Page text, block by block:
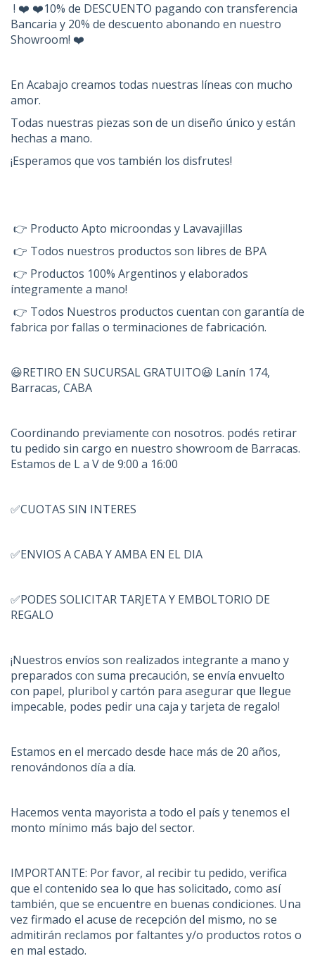
! ❤️ ❤️10% de DESCUENTO pagando con transferencia
Bancaria y 20% de descuento abonando en nuestro
Showroom! ❤️
En Acabajo creamos todas nuestras líneas con mucho
amor.
Todas nuestras piezas son de un diseño único y están
hechas a mano.
¡Esperamos que vos también los disfrutes!
👉 Producto Apto microondas y Lavavajillas
👉 Todos nuestros productos son libres de BPA
👉 Productos 100% Argentinos y elaborados
íntegramente a mano!
👉 Todos Nuestros productos cuentan con garantía de
fabrica por fallas o terminaciones de fabricación.
😃RETIRO EN SUCURSAL GRATUITO😃 Lanín 174,
Barracas, CABA
Coordinando previamente con nosotros. podés retirar
tu pedido sin cargo en nuestro showroom de Barracas.
Estamos de L a V de 9:00 a 16:00
✅CUOTAS SIN INTERES
✅ENVIOS A CABA Y AMBA EN EL DIA
✅PODES SOLICITAR TARJETA Y EMBOLTORIO DE
REGALO
¡Nuestros envíos son realizados integrante a mano y
preparados con suma precaución, se envía envuelto
con papel, pluribol y cartón para asegurar que llegue
impecable, podes pedir una caja y tarjeta de regalo!
Estamos en el mercado desde hace más de 20 años,
renovándonos día a día.
Hacemos venta mayorista a todo el país y tenemos el
monto mínimo más bajo del sector.
IMPORTANTE: Por favor, al recibir tu pedido, verifica
que el contenido sea lo que has solicitado, como así
también, que se encuentre en buenas condiciones. Una
vez firmado el acuse de recepción del mismo, no se
admitirán reclamos por faltantes y/o productos rotos o
en mal estado.